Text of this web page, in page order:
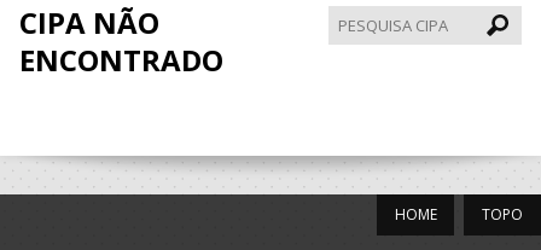
CIPA NÃO
ENCONTRADO
CIPA
TOPO
HOME